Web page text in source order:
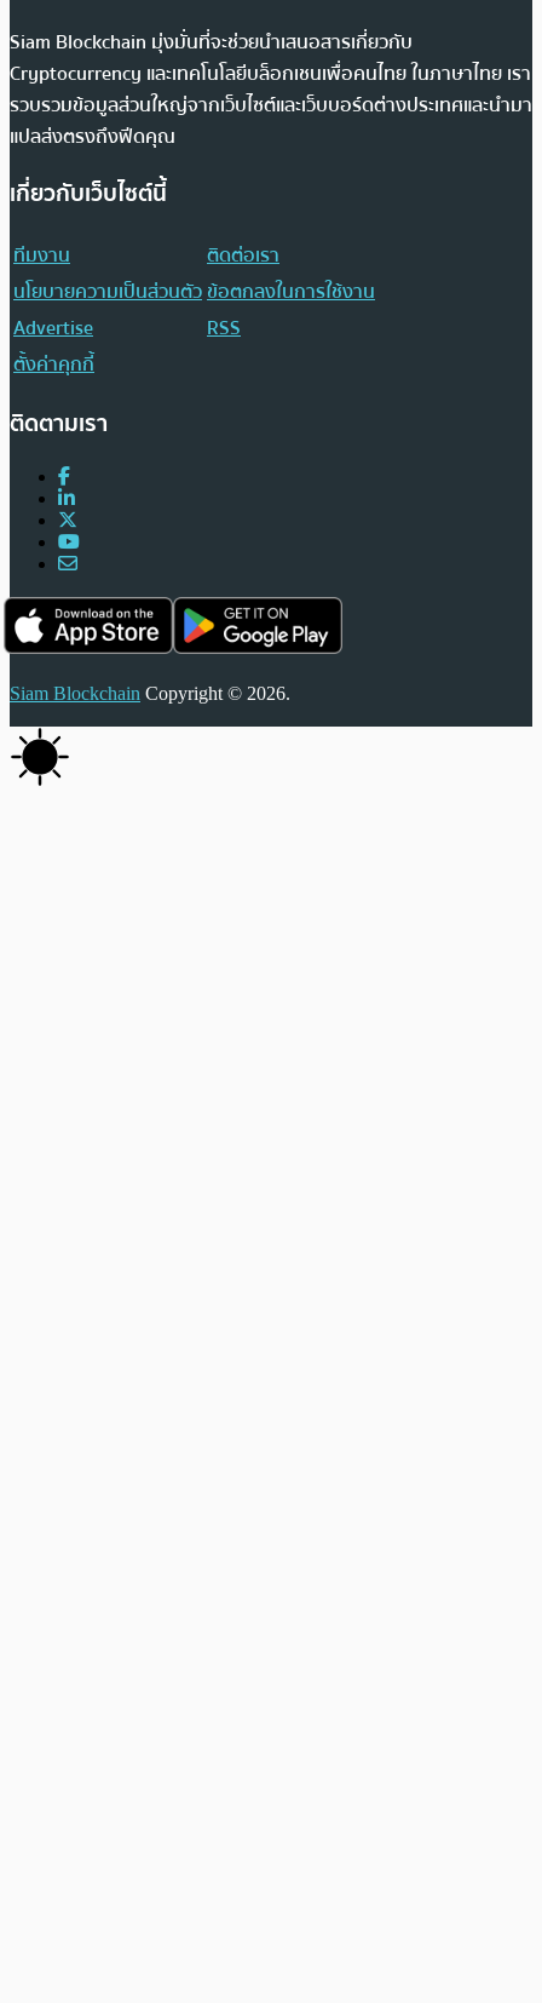
Siam Blockchain มุ่งมั่นที่จะช่วยนำเสนอสารเกี่ยวกับ
Cryptocurrency และเทคโนโลยีบล็อกเชนเพื่อคนไทย ในภาษาไทย เรา
รวบรวมข้อมูลส่วนใหญ่จากเว็บไซต์และเว็บบอร์ดต่างประเทศและนำมา
แปลส่งตรงถึงฟีดคุณ
เกี่ยวกับเว็บไซต์นี้
ทีมงาน
ติดต่อเรา
นโยบายความเป็นส่วนตัวข้อตกลงในการใช้งาน
Advertise
RSS
ตั้งค่าคุกกี้
ติดตามเรา
Siam Blockchain Copyright © 2026.